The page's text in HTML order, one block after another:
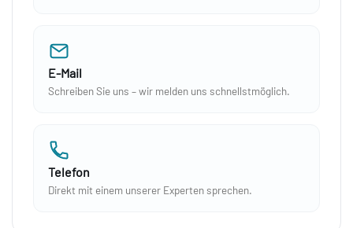
E-Mail
Schreiben Sie uns – wir melden uns schnellstmöglich.
Telefon
Direkt mit einem unserer Experten sprechen.